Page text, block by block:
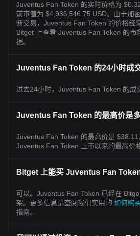
Juventus Fan Token 的实时价格为
前市值为 $4,986,546.75 USD。由于加
断交易，Juventus Fan Token 的价格经
Bitget 上查看 Juventus Fan Token 的市
据。
Juventus Fan Token 的24小时成交
过去24小时，Juventus Fan Token 的成
Juventus Fan Token 的最高价是多
Juventus Fan Token 的最高价是
Juventus Fan Token 上市以来的最高价格
Bitget 上能买 Juventus Fan Token
可以。Juventus Fan Token 已经在
架。更多信息请查阅我们实用的 如何购
指南。